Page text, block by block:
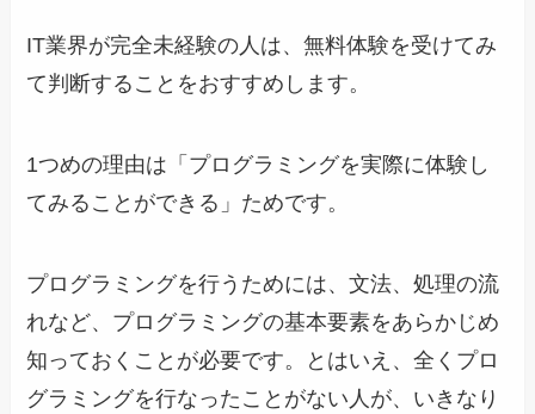
IT業界が完全未経験の人は、無料体験を受けてみ
て判断することをおすすめします。
1つめの理由は「プログラミングを実際に体験し
てみることができる」ためです。
プログラミングを行うためには、文法、処理の流
れなど、プログラミングの基本要素をあらかじめ
知っておくことが必要です。とはいえ、全くプロ
グラミングを行なったことがない人が、いきなり